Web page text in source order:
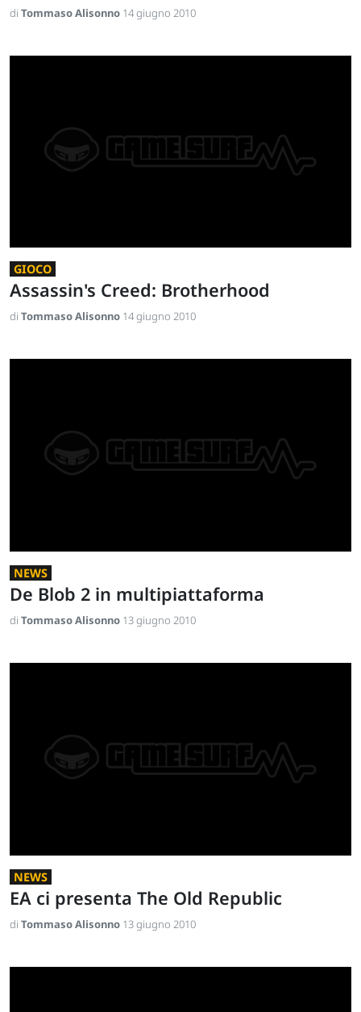
di Tommaso Alisonno 14 giugno 2010
GIOCO
Assassin's Creed: Brotherhood
di Tommaso Alisonno 14 giugno 2010
NEWS
De Blob 2 in multipiattaforma
di Tommaso Alisonno 13 giugno 2010
NEWS
EA ci presenta The Old Republic
di Tommaso Alisonno 13 giugno 2010